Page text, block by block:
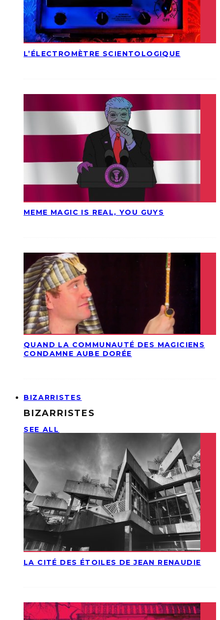
L’ÉLECTROMÈTRE SCIENTOLOGIQUE
MEME MAGIC IS REAL, YOU GUYS
QUAND LA COMMUNAUTÉ DES MAGICIENS
CONDAMNE AUBE DORÉE
BIZARRISTES
BIZARRISTES
SEE ALL
LA CITÉ DES ÉTOILES DE JEAN RENAUDIE